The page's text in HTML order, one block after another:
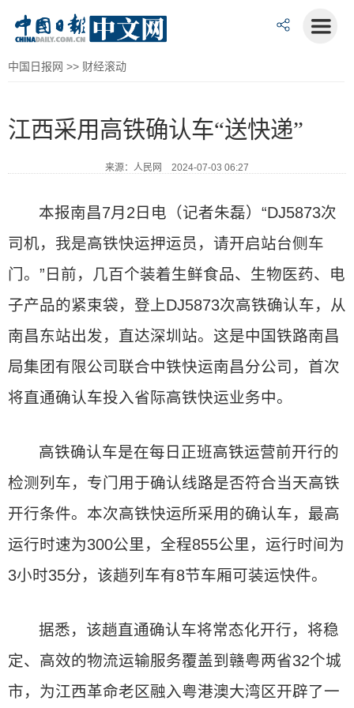
中国日报网 >> 财经滚动
江西采用高铁确认车“送快递”
来源：人民网 2024-07-03 06:27
本报南昌7月2日电（记者朱磊）“DJ5873次
司机，我是高铁快运押运员，请开启站台侧车
门。”日前，几百个装着生鲜食品、生物医药、电
子产品的紧束袋，登上DJ5873次高铁确认车，从
南昌东站出发，直达深圳站。这是中国铁路南昌
局集团有限公司联合中铁快运南昌分公司，首次
将直通确认车投入省际高铁快运业务中。
高铁确认车是在每日正班高铁运营前开行的
检测列车，专门用于确认线路是否符合当天高铁
开行条件。本次高铁快运所采用的确认车，最高
运行时速为300公里，全程855公里，运行时间为
3小时35分，该趟列车有8节车厢可装运快件。
据悉，该趟直通确认车将常态化开行，将稳
定、高效的物流运输服务覆盖到赣粤两省32个城
市，为江西革命老区融入粤港澳大湾区开辟了一